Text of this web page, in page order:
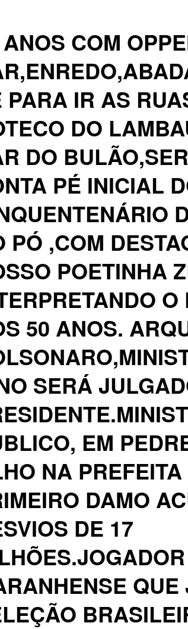
COM
PARA IR AS
DO
DO
PÉ INICIAL
PÓ ,COM
POETINHA
O
50 ANOS.
SERÁ
EM
NA
DAMO
DE 17